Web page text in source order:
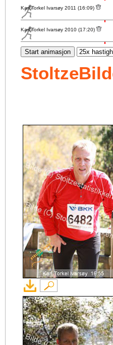
Karl Torkel Ivarsøy 2011 (16:09)
Karl Torkel Ivarsøy 2010 (17:20)
Start animasjon